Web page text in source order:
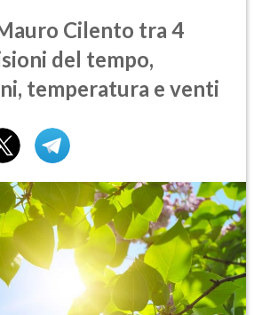
Cilento tra 4
del tempo,
temperatura e venti